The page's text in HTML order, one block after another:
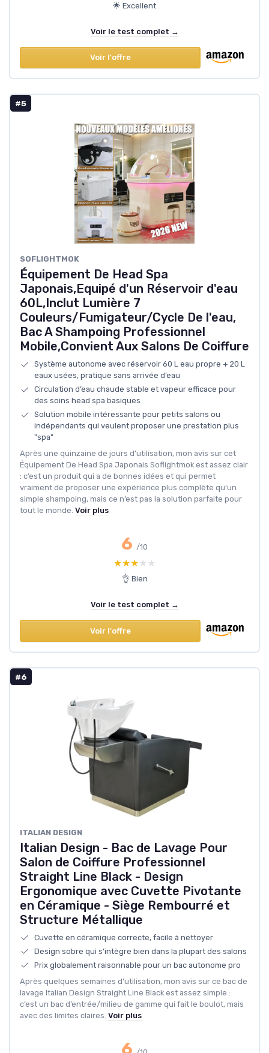
🌟 Excellent
Voir le test complet →
Voir l'offre
#5
‎SOFLIGHTMOK
Équipement De Head Spa
Japonais,Equipé d'un Réservoir d'eau
60L,Inclut Lumière 7
Couleurs/Fumigateur/Cycle De l'eau,
Bac A Shampoing Professionnel
Mobile,Convient Aux Salons De Coiffure
Système autonome avec réservoir 60 L eau propre + 20 L
eaux usées, pratique sans arrivée d’eau
Circulation d’eau chaude stable et vapeur efficace pour
des soins head spa basiques
Solution mobile intéressante pour petits salons ou
indépendants qui veulent proposer une prestation plus
"spa"
Après une quinzaine de jours d’utilisation, mon avis sur cet
Équipement De Head Spa Japonais Soflightmok est assez clair
: c’est un produit qui a de bonnes idées et qui permet
vraiment de proposer une expérience plus complète qu’un
simple shampoing, mais ce n’est pas la solution parfaite pour
tout le monde. Voir plus
6 /10
★★★★★
★★★★★
👌 Bien
Voir le test complet →
Voir l'offre
#6
ITALIAN DESIGN
Italian Design - Bac de Lavage Pour
Salon de Coiffure Professionnel
Straight Line Black - Design
Ergonomique avec Cuvette Pivotante
en Céramique - Siège Rembourré et
Structure Métallique
Cuvette en céramique correcte, facile à nettoyer
Design sobre qui s’intègre bien dans la plupart des salons
Prix globalement raisonnable pour un bac autonome pro
Après quelques semaines d’utilisation, mon avis sur ce bac de
lavage Italian Design Straight Line Black est assez simple :
c’est un bac d’entrée/milieu de gamme qui fait le boulot, mais
avec des limites claires. Voir plus
6